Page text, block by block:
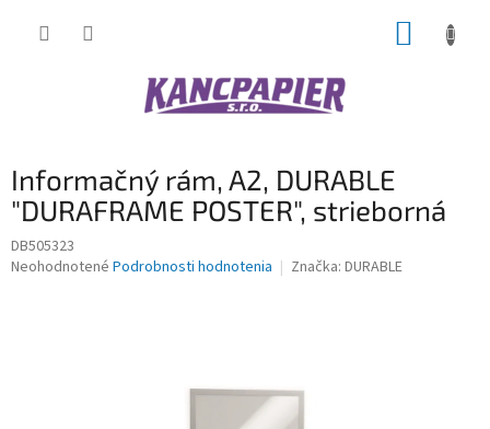
Informačný rám, A2, DURABLE
"DURAFRAME POSTER", strieborná
DB505323
Priemerné
Neohodnotené Podrobnosti hodnotenia Značka: DURABLE